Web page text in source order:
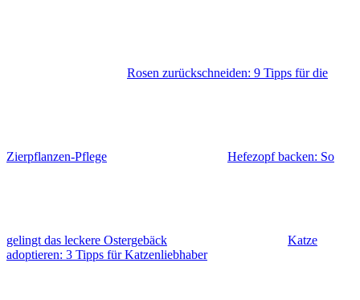
Rosen zurückschneiden: 9 Tipps für die
Zierpflanzen-Pflege Hefezopf backen: So
gelingt das leckere Ostergebäck
Katze
adoptieren: 3 Tipps für Katzenliebhaber